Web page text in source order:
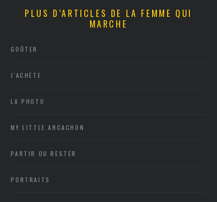
PLUS D’ARTICLES DE LA FEMME QUI
MARCHE
GOÛTER
J'ACHÈTE
LA PHOTO
MY LITTLE ARCACHON
PARTIR OU RESTER
PORTRAITS